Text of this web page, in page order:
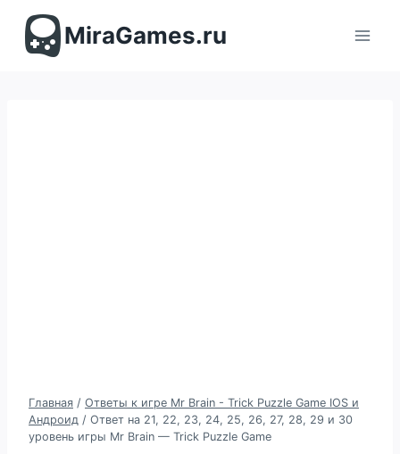
содержимомуMiraGames.ru
Главная / Ответы к игре Mr Brain - Trick Puzzle Game IOS и
Андроид / Ответ на 21, 22, 23, 24, 25, 26, 27, 28, 29 и 30
уровень игры Mr Brain — Trick Puzzle Game